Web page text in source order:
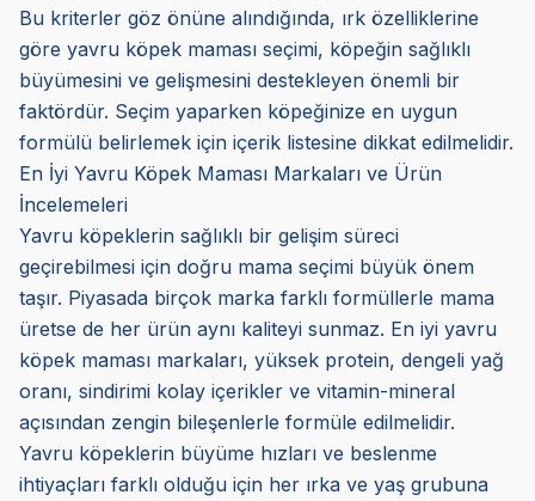
Bu kriterler göz önüne alındığında, ırk özelliklerine
göre yavru köpek maması seçimi, köpeğin sağlıklı
büyümesini ve gelişmesini destekleyen önemli bir
faktördür. Seçim yaparken köpeğinize en uygun
formülü belirlemek için içerik listesine dikkat edilmelidir.
En İyi Yavru Köpek Maması Markaları ve Ürün
İncelemeleri
Yavru köpeklerin sağlıklı bir gelişim süreci
geçirebilmesi için doğru mama seçimi büyük önem
taşır. Piyasada birçok marka farklı formüllerle mama
üretse de her ürün aynı kaliteyi sunmaz. En iyi yavru
köpek maması markaları, yüksek protein, dengeli yağ
oranı, sindirimi kolay içerikler ve vitamin-mineral
açısından zengin bileşenlerle formüle edilmelidir.
Yavru köpeklerin büyüme hızları ve beslenme
ihtiyaçları farklı olduğu için her ırka ve yaş grubuna